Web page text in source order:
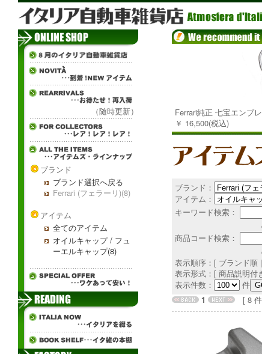
（随時更新）
ブランド
ブランド選択へ戻る
Ferrari (フェラーリ)(8)
アイテム
全てのアイテム
オイルキャップ / フュ
ーエルキャップ(8)
Ferrari純正 七宝エンブ
￥ 16,500(税込)
ブランド：
アイテム：
キーワード検索：
商品コード検索：
表示順序：[ ブランド順 |
表示形式：[ 商品説明付
表示件数：
件
1
[ 8